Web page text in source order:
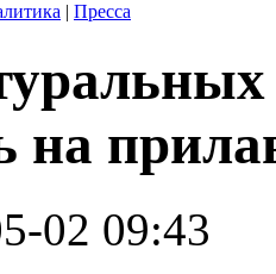
| Пресса
на
02 09:43